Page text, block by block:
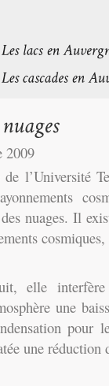
2009
l’Université
nuages. Il
elle interfère
une
pour
une réduction